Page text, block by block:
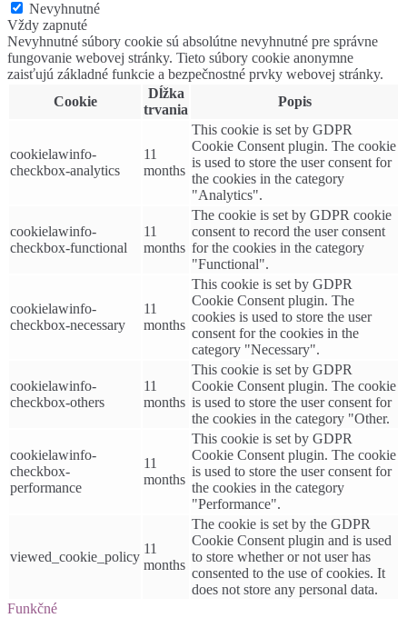
Nevyhnutné
Vždy zapnuté
Nevyhnutné súbory cookie sú absolútne nevyhnutné pre správne
fungovanie webovej stránky. Tieto súbory cookie anonymne
zaisťujú základné funkcie a bezpečnostné prvky webovej stránky.
Cookie
Dĺžka
trvania
Popis
cookielawinfo-
checkbox-analytics
11
months
This cookie is set by GDPR
Cookie Consent plugin. The cookie
is used to store the user consent for
the cookies in the category
"Analytics".
cookielawinfo-
checkbox-functional
11
months
The cookie is set by GDPR cookie
consent to record the user consent
for the cookies in the category
"Functional".
cookielawinfo-
checkbox-necessary
11
months
This cookie is set by GDPR
Cookie Consent plugin. The
cookies is used to store the user
consent for the cookies in the
category "Necessary".
cookielawinfo-
checkbox-others
11
months
This cookie is set by GDPR
Cookie Consent plugin. The cookie
is used to store the user consent for
the cookies in the category "Other.
cookielawinfo-
checkbox-
performance
11
months
This cookie is set by GDPR
Cookie Consent plugin. The cookie
is used to store the user consent for
the cookies in the category
"Performance".
viewed_cookie_policy
11
months
The cookie is set by the GDPR
Cookie Consent plugin and is used
to store whether or not user has
consented to the use of cookies. It
does not store any personal data.
Funkčné